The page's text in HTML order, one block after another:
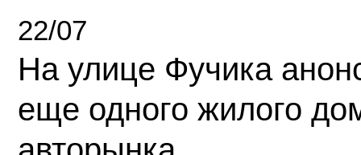
22/07
На улице Фучика
еще одного жилого